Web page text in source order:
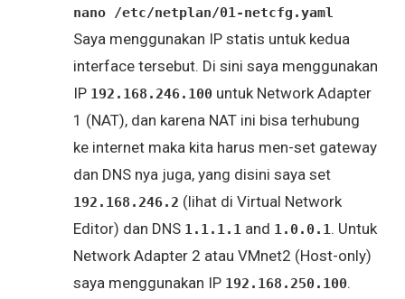
nano /etc/netplan/01-netcfg.yaml
Saya menggunakan IP statis untuk kedua
interface tersebut. Di sini saya menggunakan
IP 192.168.246.100 untuk Network Adapter
1 (NAT), dan karena NAT ini bisa terhubung
ke internet maka kita harus men-set gateway
dan DNS nya juga, yang disini saya set
192.168.246.2 (lihat di Virtual Network
Editor) dan DNS 1.1.1.1 and 1.0.0.1. Untuk
Network Adapter 2 atau VMnet2 (Host-only)
saya menggunakan IP 192.168.250.100.